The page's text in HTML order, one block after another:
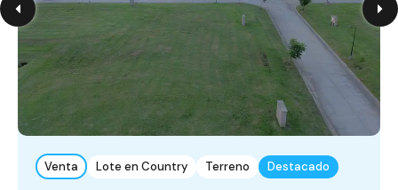
Venta Lote en Country Terreno Destacado